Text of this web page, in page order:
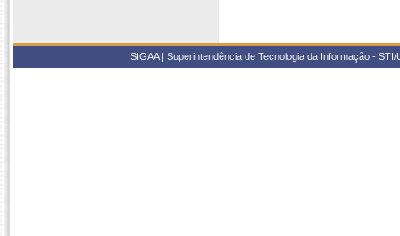
SIGAA | Superintendência de Tecnologia da Informação -